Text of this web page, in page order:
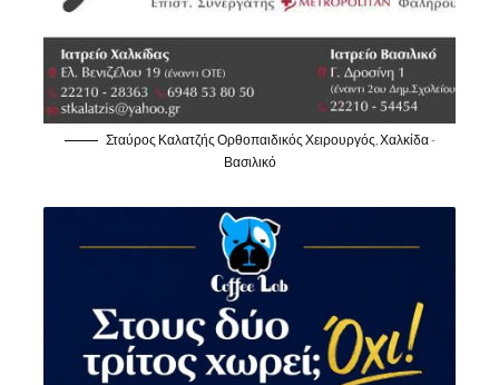
Σταύρος Καλατζής Ορθοπαιδικός Χειρουργός, Χαλκίδα -
Βασιλικό